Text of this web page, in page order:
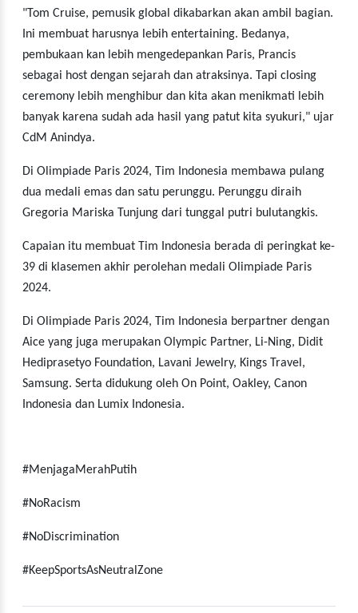
"Tom Cruise, pemusik global dikabarkan akan ambil bagian.
Ini membuat harusnya lebih entertaining. Bedanya,
pembukaan kan lebih mengedepankan Paris, Prancis
sebagai host dengan sejarah dan atraksinya. Tapi closing
ceremony lebih menghibur dan kita akan menikmati lebih
banyak karena sudah ada hasil yang patut kita syukuri," ujar
CdM Anindya.
Di Olimpiade Paris 2024, Tim Indonesia membawa pulang
dua medali emas dan satu perunggu. Perunggu diraih
Gregoria Mariska Tunjung dari tunggal putri bulutangkis.
Capaian itu membuat Tim Indonesia berada di peringkat ke-
39 di klasemen akhir perolehan medali Olimpiade Paris
2024.
Di Olimpiade Paris 2024, Tim Indonesia berpartner dengan
Aice yang juga merupakan Olympic Partner, Li-Ning, Didit
Hediprasetyo Foundation, Lavani Jewelry, Kings Travel,
Samsung. Serta didukung oleh On Point, Oakley, Canon
Indonesia dan Lumix Indonesia.
#MenjagaMerahPutih
#NoRacism
#NoDiscrimination
#KeepSportsAsNeutralZone